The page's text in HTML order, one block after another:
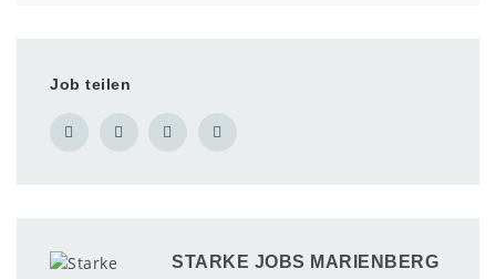
Job teilen
STARKE JOBS MARIENBERG